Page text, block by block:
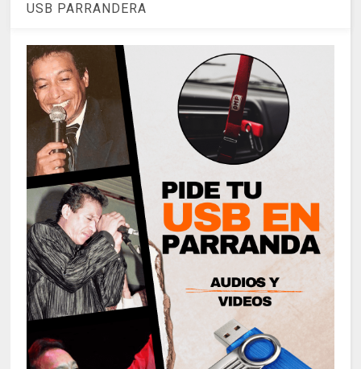
USB PARRANDERA